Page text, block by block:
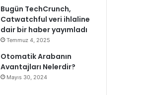
Bugün TechCrunch,
Catwatchful veri ihlaline
dair bir haber yayımladı
Temmuz 4, 2025
Otomatik Arabanın
Avantajları Nelerdir?
Mayıs 30, 2024